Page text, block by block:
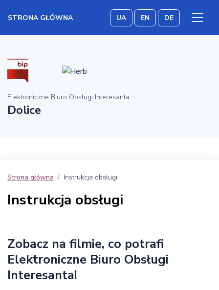
STRONA GŁÓWNA UA EN DE
Elektroniczne Biuro Obsługi Interesanta
Dolice
Strona główna Instrukcja obsługi
Instrukcja obsługi
Zobacz na filmie, co potrafi
Elektroniczne Biuro Obsługi
Interesanta!